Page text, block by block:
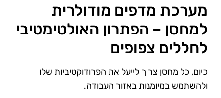
מערכת מדפים מודולרית
למחסן – הפתרון האולטימטיבי
לחללים צפופים
כיום, כל מחסן צריך לייעל את הפרודוקטיביות שלו
ולהשתמש במיומנות באזור העבודה.